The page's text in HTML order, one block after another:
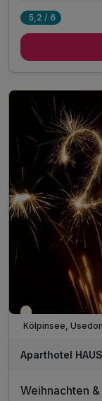
inkl. Bettwäsche
inkl. Nutzung W-
5,2 / 6
Saisonal
Kölpinsee,
Aparthotel
Weihnachten